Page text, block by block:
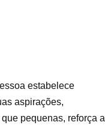
estabelece
aspirações,
pequenas, reforça a